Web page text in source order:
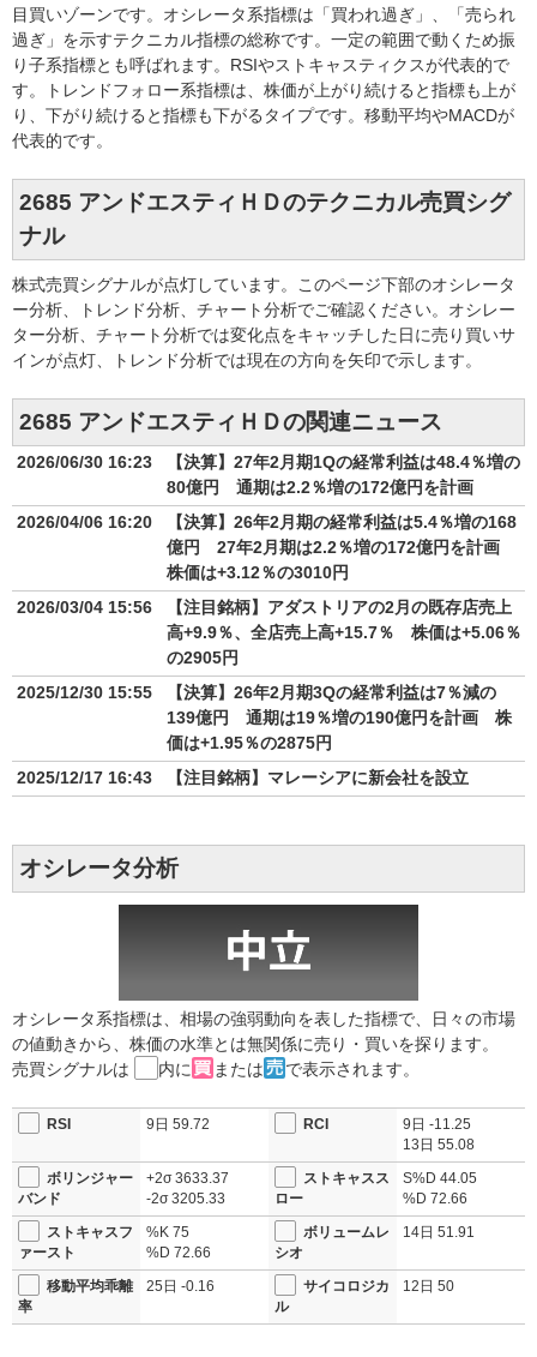
目買いゾーンです。オシレータ系指標は「買われ過ぎ」、「売られ
過ぎ」を示すテクニカル指標の総称です。一定の範囲で動くため振
り子系指標とも呼ばれます。RSIやストキャスティクスが代表的で
す。トレンドフォロー系指標は、株価が上がり続けると指標も上が
り、下がり続けると指標も下がるタイプです。移動平均やMACDが
代表的です。
2685 アンドエスティＨＤのテクニカル売買シグ
ナル
株式売買シグナルが点灯しています。このページ下部のオシレータ
ー分析、トレンド分析、チャート分析でご確認ください。オシレー
ター分析、チャート分析では変化点をキャッチした日に売り買いサ
インが点灯、トレンド分析では現在の方向を矢印で示します。
2685 アンドエスティＨＤの関連ニュース
2026/06/30 16:23
【決算】27年2月期1Qの経常利益は48.4％増の
80億円 通期は2.2％増の172億円を計画
2026/04/06 16:20
【決算】26年2月期の経常利益は5.4％増の168
億円 27年2月期は2.2％増の172億円を計画
株価は+3.12％の3010円
2026/03/04 15:56
【注目銘柄】アダストリアの2月の既存店売上
高+9.9％、全店売上高+15.7％ 株価は+5.06％
の2905円
2025/12/30 15:55
【決算】26年2月期3Qの経常利益は7％減の
139億円 通期は19％増の190億円を計画 株
価は+1.95％の2875円
2025/12/17 16:43
【注目銘柄】マレーシアに新会社を設立
オシレータ分析
オシレータ系指標は、相場の強弱動向を表した指標で、日々の市場
の値動きから、株価の水準とは無関係に売り・買いを探ります。
売買シグナルは
内に または で表示されます。
RSI 9日 59.72 RCI 9日 -11.25
13日 55.08
ボリンジャー
バンド
+2σ3633.37
-2σ3205.33
ストキャスス
ロー
S%D 44.05
%D 72.66
ストキャスフ
ァースト
%K 75
%D 72.66
ボリュームレ
シオ
14日 51.91
移動平均乖離
率
25日 -0.16
サイコロジカ
ル
12日 50